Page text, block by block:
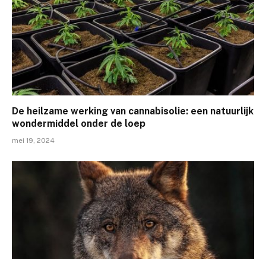
De heilzame werking van cannabisolie: een natuurlijk
wondermiddel onder de loep
mei 19, 2024